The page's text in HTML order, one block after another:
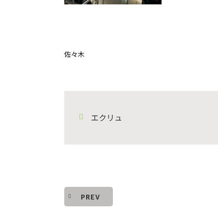
佐々木
エクリュ
PREV